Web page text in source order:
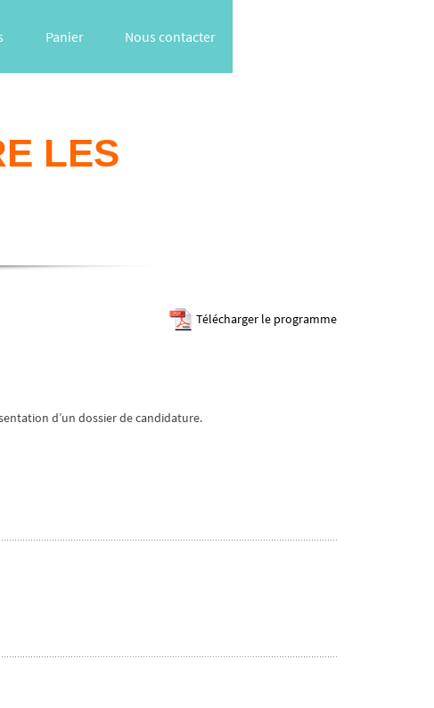
Panier Nous contacter
LES
Télécharger le programme
d’un dossier de candidature.